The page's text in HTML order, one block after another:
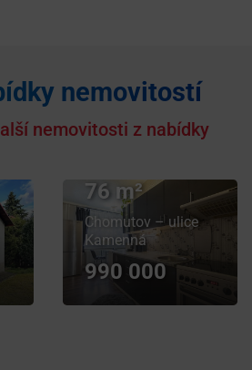
nemovitostí
nemovitosti z nabídky
Prodej bytu
3+1
v osobním
76 m²
Chomutov – ulice
Kamenná
990 000